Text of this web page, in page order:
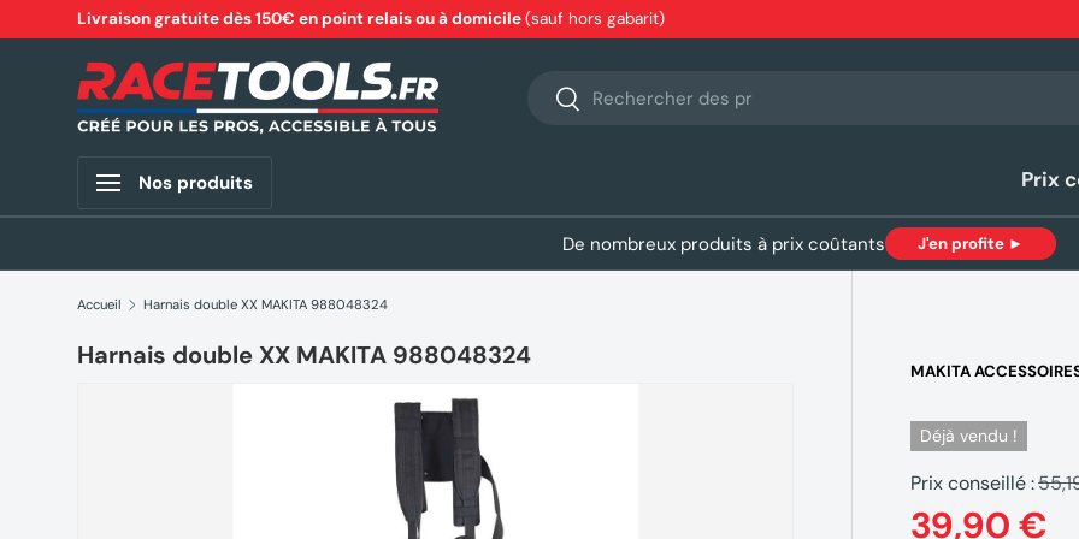
Aller au contenu
Livraison gratuite dès 150€ en point relais ou à domicile(sauf hors gabarit)
Recherche
Rechercher
Nos produits Prix
De nombreux produits à prix coûtants J'en profite ►
Accueil Harnais double XX MAKITA 988048324
Harnais double XX MAKITA 988048324
MAKITA
Déjà vendu !
Prix conseillé :
39,90 €